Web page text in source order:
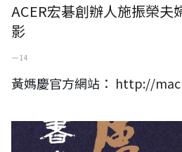
ACER宏碁創辦人施振榮夫
影
一 14
黃媽慶官方網站： http://
澹盧書會第五十三次會員展作品線上電子書